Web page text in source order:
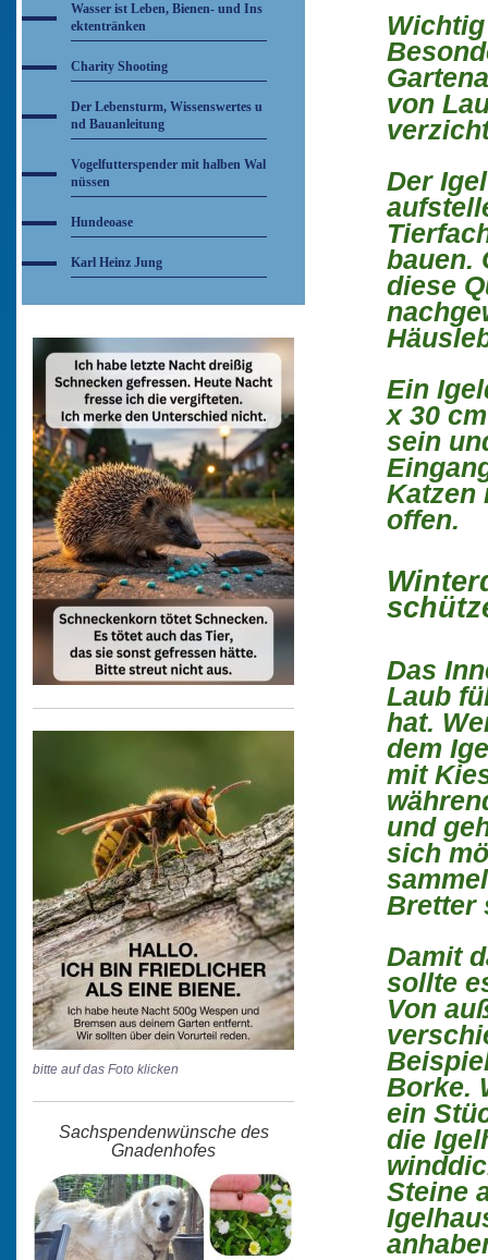
Wasser ist Leben, Bienen- und Ins
ektentränken
Charity Shooting
Der Lebensturm, Wissenswertes u
nd Bauanleitung
Vogelfutterspender mit halben Wal
nüssen
Hundeoase
Karl Heinz Jung
bitte auf das Foto klicken
Sachspendenwünsche des
Gnadenhofes
von
Der
bauen.
diese
Ein
x 30
sein
Katzen
offen.
Das
Laub
hat.
dem
mit
und
sich
Bretter
Damit
sollte
Von
Borke.
ein
die
Steine